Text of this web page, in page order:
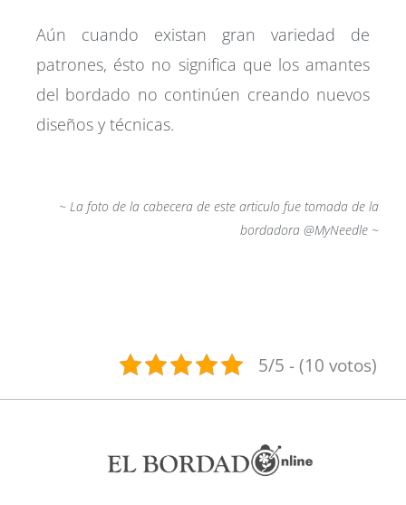
Aún cuando existan gran variedad de
patrones, ésto no significa que los amantes
del bordado no continúen creando nuevos
diseños y técnicas.
~ La foto de la cabecera de este articulo fue tomada de la
bordadora @MyNeedle ~
5/5 - (10 votos)